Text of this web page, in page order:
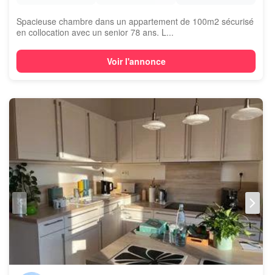
Spacieuse chambre dans un appartement de 100m2 sécurisé
en collocation avec un senior 78 ans. L...
Voir l'annonce